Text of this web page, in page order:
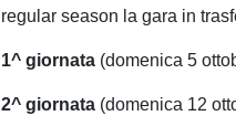
regular season la gara in
1^ giornata (domenica 5
2^ giornata (domenica 12